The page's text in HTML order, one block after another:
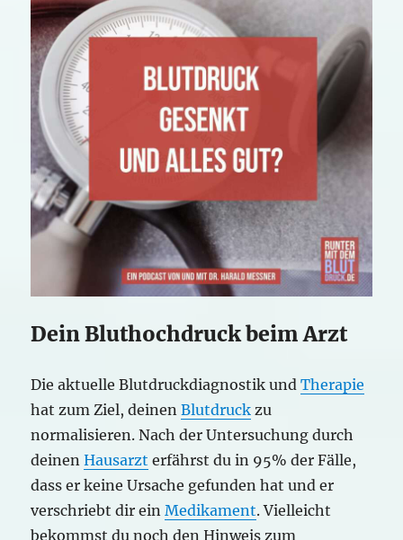
Dein Bluthochdruck beim Arzt
Die aktuelle Blutdruckdiagnostik undTherapie
hat zum Ziel, deinenBlutdruck zu
normalisieren. Nach der Untersuchung durch
deinenHausarzt erfährst du in 95% der Fälle,
dass er keine Ursache gefunden hat und er
verschriebt dir einMedikament. Vielleicht
bekommst du noch den Hinweis zum